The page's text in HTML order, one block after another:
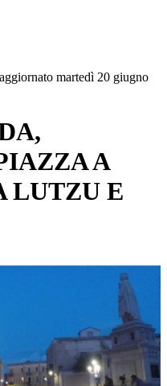
martedì 20 giugno
A
LUTZU E